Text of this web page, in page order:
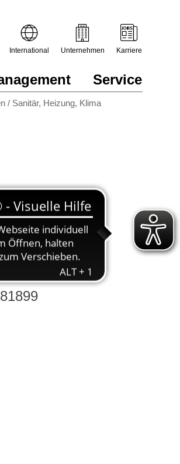
/ Sanitär, Heizung, Klima
Service
International Unternehmen Karriere